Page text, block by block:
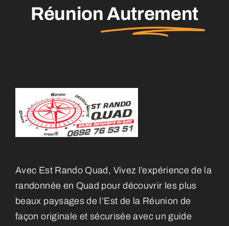
Réunion Autrement
Avec Est Rando Quad, Vivez l’expérience de la
randonnée en Quad pour découvrir les plus
beaux paysages de l’Est de la Réunion de
façon originale et sécurisée avec un guide